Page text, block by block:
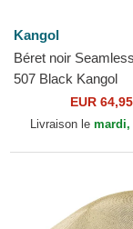
Kangol
Béret noir
507 Black Kangol
EUR 64,95
Livraison le mardi,